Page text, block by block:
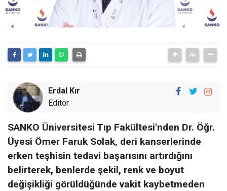
Erdal Kır
Editör
SANKO Üniversitesi Tıp Fakültesi'nden Dr. Öğr.
Üyesi Ömer Faruk Solak, deri kanserlerinde
erken teşhisin tedavi başarısını artırdığını
belirterek, benlerde şekil, renk ve boyut
değişikliği görüldüğünde vakit kaybetmeden